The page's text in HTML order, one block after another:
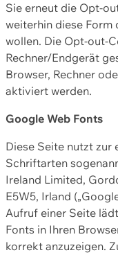
Sie erneut die Opt-
weiterhin diese Form
wollen. Die Opt-out-
Rechner/Endgerät
Browser, Rechner
aktiviert werden.
Google Web Fonts
Diese Seite nutzt zur
Schriftarten
Ireland Limited,
E5W5, Irland
Aufruf einer Seite
Fonts in Ihren
korrekt anzuzeigen.